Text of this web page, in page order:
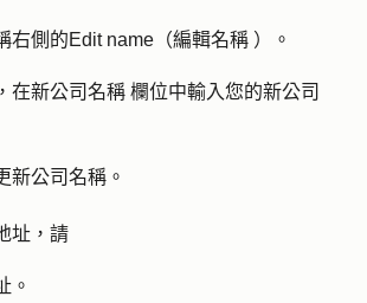
右側的Edit name（編輯名稱 ）。
在新公司名稱 欄位中輸入您的新公司
新公司名稱 。
址，請
。